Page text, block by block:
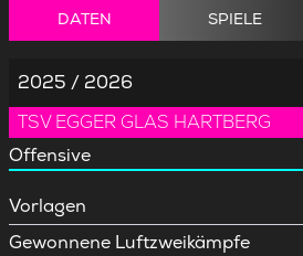
DATEN SPIELE
2025 / 2026
TSV EGGER GLAS HARTBERG
Offensive
Vorlagen
Gewonnene Luftzweikämpfe